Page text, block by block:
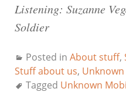
Listening: Suzanne
Soldier
Posted in About stuff,
Stuff about us,
Tagged Unknown